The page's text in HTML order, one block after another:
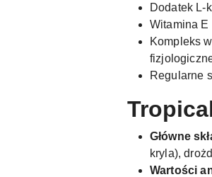
Dodatek L-
Witamina E
Kompleks
Regularne
Główne
kryla),
Wartości